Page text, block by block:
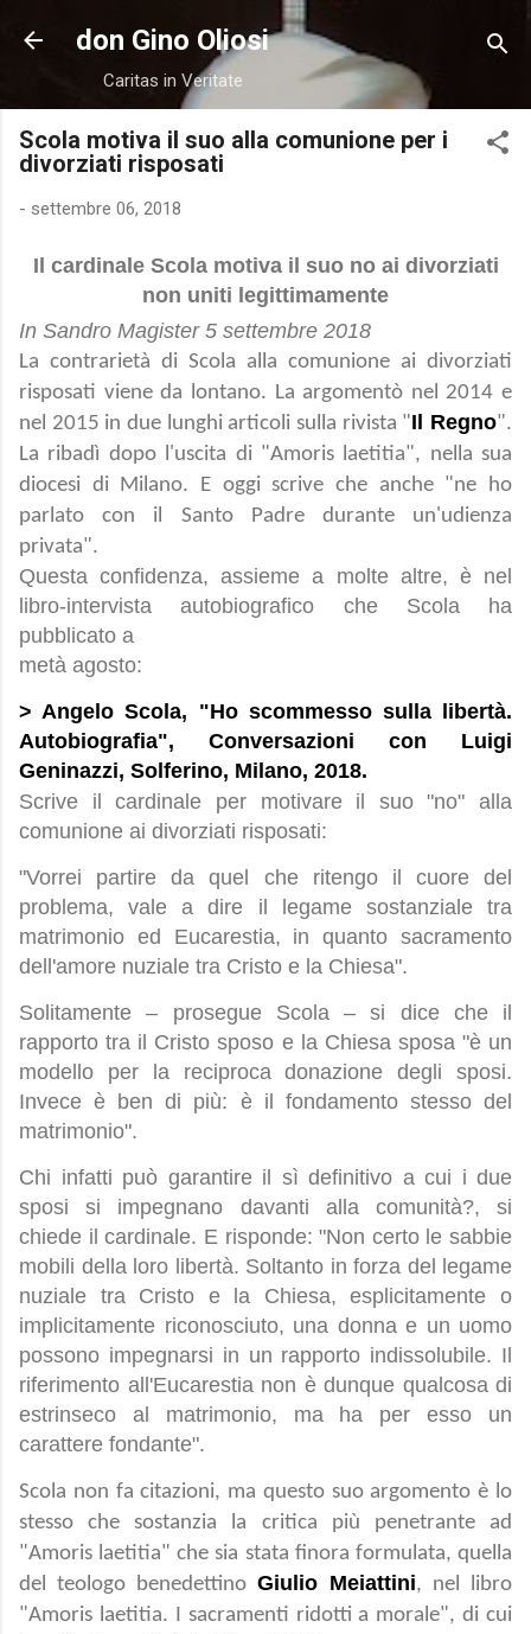
Passa ai contenuti principali
don Gino Oliosi
Caritas in Veritate
Scola motiva il suo alla comunione per i
divorziati risposati
- settembre 06, 2018
Il cardinale Scola motiva il suo no ai divorziati
non uniti legittimamente
In Sandro Magister 5 settembre 2018
La contrarietà di Scola alla comunione ai divorziati
risposati viene da lontano. La argomentò nel 2014 e
nel 2015 in due lunghi articoli sulla rivista "Il Regno".
La ribadì dopo l'uscita di "Amoris laetitia", nella sua
diocesi di Milano. E oggi scrive che anche "ne ho
parlato con il Santo Padre durante un'udienza
privata".
Questa confidenza, assieme a molte altre, è nel
libro-intervista autobiografico che Scola ha
pubblicato a
metà agosto:
> Angelo Scola, "Ho scommesso sulla libertà.
Autobiografia", Conversazioni con Luigi
Geninazzi, Solferino, Milano, 2018.
Scrive il cardinale per motivare il suo "no" alla
comunione ai divorziati risposati:
"Vorrei partire da quel che ritengo il cuore del
problema, vale a dire il legame sostanziale tra
matrimonio ed Eucarestia, in quanto sacramento
dell'amore nuziale tra Cristo e la Chiesa".
Solitamente – prosegue Scola – si dice che il
rapporto tra il Cristo sposo e la Chiesa sposa "è un
modello per la reciproca donazione degli sposi.
Invece è ben di più: è il fondamento stesso del
matrimonio".
Chi infatti può garantire il sì definitivo a cui i due
sposi si impegnano davanti alla comunità?, si
chiede il cardinale. E risponde: "Non certo le sabbie
mobili della loro libertà. Soltanto in forza del legame
nuziale tra Cristo e la Chiesa, esplicitamente o
implicitamente riconosciuto, una donna e un uomo
possono impegnarsi in un rapporto indissolubile. Il
riferimento all'Eucarestia non è dunque qualcosa di
estrinseco al matrimonio, ma ha per esso un
carattere fondante".
Scola non fa citazioni, ma questo suo argomento è lo
stesso che sostanzia la critica più penetrante ad
"Amoris laetitia" che sia stata finora formulata, quella
del teologo benedettino Giulio Meiattini, nel libro
"Amoris laetitia. I sacramenti ridotti a morale", di cui